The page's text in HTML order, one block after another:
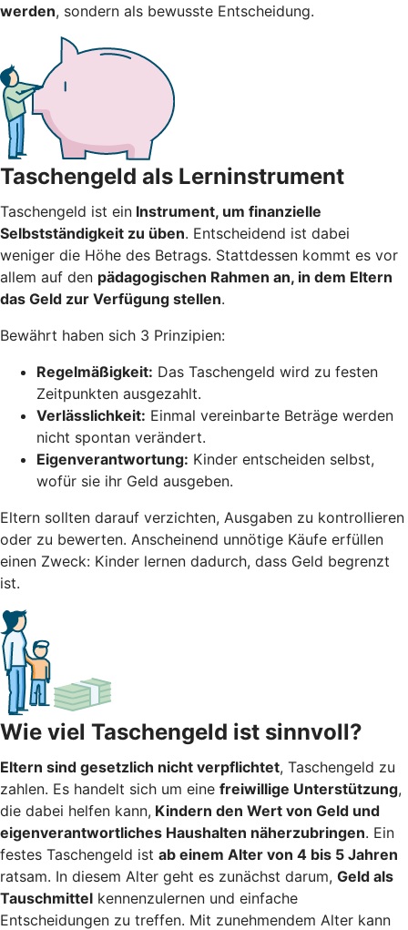
werden, sondern als bewusste Entscheidung.
Taschengeld als Lerninstrument
Taschengeld ist ein Instrument, um finanzielle
Selbstständigkeit zu üben. Entscheidend ist dabei
weniger die Höhe des Betrags. Stattdessen kommt es vor
allem auf den pädagogischen Rahmen an, in dem Eltern
das Geld zur Verfügung stellen.
Bewährt haben sich 3 Prinzipien:
Regelmäßigkeit: Das Taschengeld wird zu festen
Zeitpunkten ausgezahlt.
Verlässlichkeit: Einmal vereinbarte Beträge werden
nicht spontan verändert.
Eigenverantwortung: Kinder entscheiden selbst,
wofür sie ihr Geld ausgeben.
Eltern sollten darauf verzichten, Ausgaben zu kontrollieren
oder zu bewerten. Anscheinend unnötige Käufe erfüllen
einen Zweck: Kinder lernen dadurch, dass Geld begrenzt
ist.
Wie viel Taschengeld ist sinnvoll?
Eltern sind gesetzlich nicht verpflichtet, Taschengeld zu
zahlen. Es handelt sich um eine freiwillige Unterstützung,
die dabei helfen kann, Kindern den Wert von Geld und
eigenverantwortliches Haushalten näherzubringen. Ein
festes Taschengeld ist ab einem Alter von 4 bis 5 Jahren
ratsam. In diesem Alter geht es zunächst darum, Geld als
Tauschmittel kennenzulernen und einfache
Entscheidungen zu treffen. Mit zunehmendem Alter kann